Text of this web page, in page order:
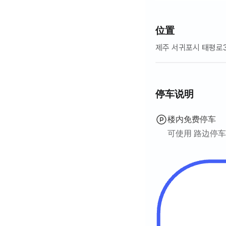
位置
제주 서귀포시 태평로
停车说明
楼内免费停车
可使用 路边停车